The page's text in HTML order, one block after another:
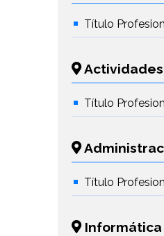
Título
Actividades
Título
Título
Informática